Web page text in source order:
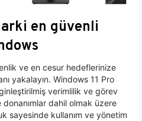
en güvenli
ve en cesur hedeflerinize
yakalayın. Windows 11 Pro
verimlilik ve görev
dahil olmak üzere
sayesinde kullanım ve yönetim